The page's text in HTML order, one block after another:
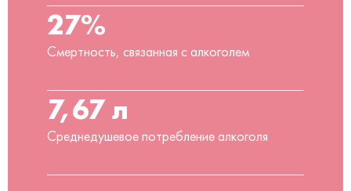
27%
Смертность, связанная с алкоголем
7,67 л
Среднедушевое потребление алкоголя